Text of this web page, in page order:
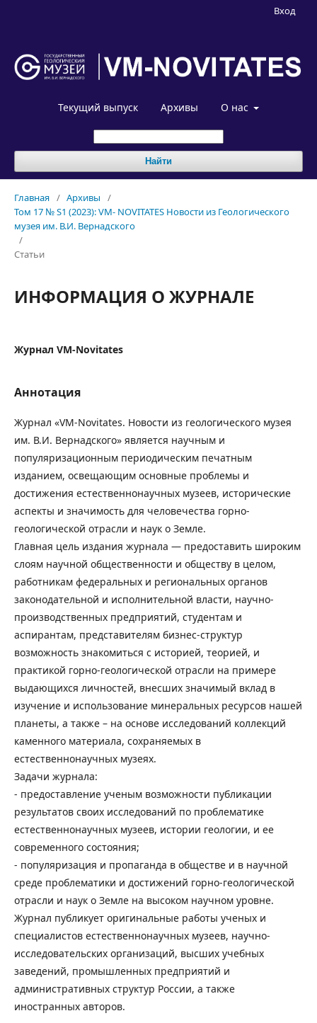
Текущий выпуск Архивы О нас
Найти
Вход
Главная / Архивы
/
Том 17 № S1 (2023): VM- NOVITATES Новости из Геологического
музея им. В.И. Вернадского
/
Статьи
ИНФОРМАЦИЯ О ЖУРНАЛЕ
Журнал VM-Novitates
Аннотация
Журнал «VM-Novitates. Новости из геологического музея
им. В.И. Вернадского» является научным и
популяризационным периодическим печатным
изданием, освещающим основные проблемы и
достижения естественнонаучных музеев, исторические
аспекты и значимость для человечества горно-
геологической отрасли и наук о Земле.
Главная цель издания журнала — предоставить широким
слоям научной общественности и обществу в целом,
работникам федеральных и региональных органов
законодательной и исполнительной власти, научно-
производственных предприятий, студентам и
аспирантам, представителям бизнес-структур
возможность знакомиться с историей, теорией, и
практикой горно-геологической отрасли на примере
выдающихся личностей, внесших значимый вклад в
изучение и использование минеральных ресурсов нашей
планеты, а также – на основе исследований коллекций
каменного материала, сохраняемых в
естественнонаучных музеях.
Задачи журнала:
- предоставление ученым возможности публикации
результатов своих исследований по проблематике
естественнонаучных музеев, истории геологии, и ее
современного состояния;
- популяризация и пропаганда в обществе и в научной
среде проблематики и достижений горно-геологической
отрасли и наук о Земле на высоком научном уровне.
Журнал публикует оригинальные работы ученых и
специалистов естественнонаучных музеев, научно-
исследовательских организаций, высших учебных
заведений, промышленных предприятий и
административных структур России, а также
иностранных авторов.